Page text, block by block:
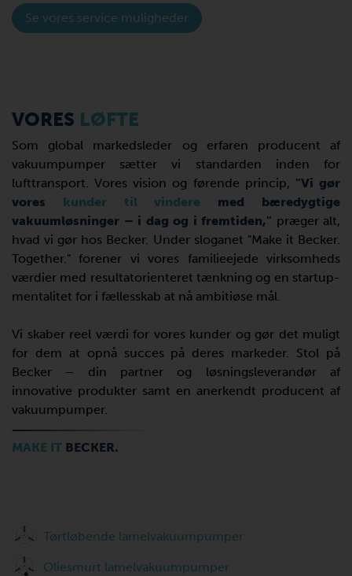
Se vores service muligheder
VORES LØFTE
Som global markedsleder og erfaren producent af
vakuumpumper sætter vi standarden inden for
lufttransport. Vores vision og førende princip, "Vi gør
vores kunder til vindere med bæredygtige
vakuumløsninger – i dag og i fremtiden," præger alt,
hvad vi gør hos Becker. Under sloganet "Make it Becker.
Together." forener vi vores familieejede virksomheds
værdier med resultatorienteret tænkning og en startup-
mentalitet for i fællesskab at nå ambitiøse mål.
Vi skaber reel værdi for vores kunder og gør det muligt
for dem at opnå succes på deres markeder. Stol på
Becker – din partner og løsningsleverandør af
innovative produkter samt en anerkendt producent af
vakuumpumper.
MAKE IT BECKER.
Tørtløbende lamelvakuumpumper
Oliesmurt lamelvakuumpumper